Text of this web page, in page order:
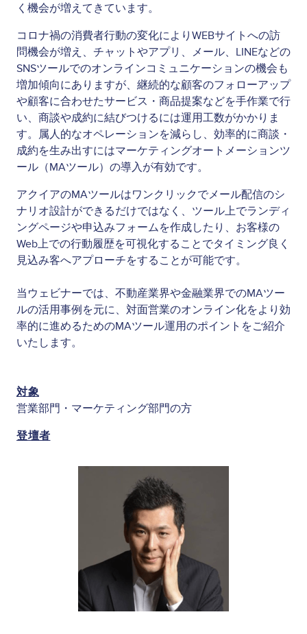
く機会が増えてきています。
コロナ禍の消費者行動の変化によりWEBサイトへの訪
問機会が増え、チャットやアプリ、メール、LINEなどの
SNSツールでのオンラインコミュニケーションの機会も
増加傾向にありますが、継続的な顧客のフォローアップ
や顧客に合わせたサービス・商品提案などを手作業で行
い、商談や成約に結びつけるには運用工数がかかりま
す。 属人的なオペレーションを減らし、効率的に商談・
成約を生み出すにはマーケティングオートメーションツ
ール（MAツール）の導入が有効です。
アクイアのMAツールはワンクリックでメール配信のシ
ナリオ設計ができるだけではなく、ツール上でランディ
ングページや申込みフォームを作成したり、お客様の
Web上での行動履歴を可視化することでタイミング良く
見込み客へアプローチをすることが可能です。
当ウェビナーでは、不動産業界や金融業界でのMAツー
ルの活用事例を元に、対面営業のオンライン化をより効
率的に進めるためのMAツール運用のポイントをご紹介
いたします。
対象
営業部門・マーケティング部門の方
登壇者